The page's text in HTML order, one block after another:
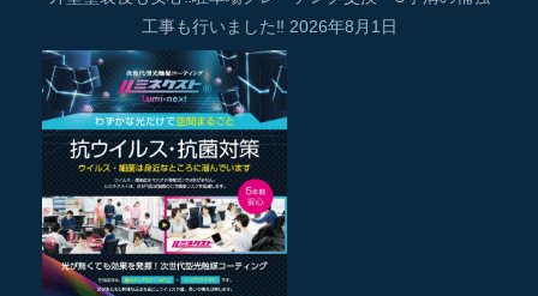
工事も行いました‼ 2026年8月1日